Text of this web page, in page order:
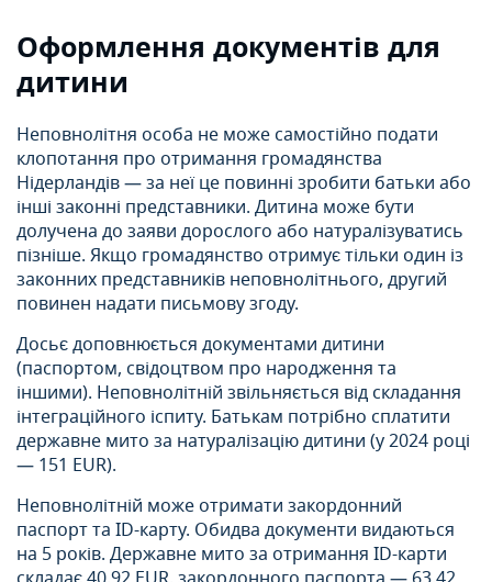
Оформлення документів для
дитини
Неповнолітня особа не може самостійно подати
клопотання про отримання громадянства
Нідерландів — за неї це повинні зробити батьки або
інші законні представники. Дитина може бути
долучена до заяви дорослого або натуралізуватись
пізніше. Якщо громадянство отримує тільки один із
законних представників неповнолітнього, другий
повинен надати письмову згоду.
Досьє доповнюється документами дитини
(паспортом, свідоцтвом про народження та
іншими). Неповнолітній звільняється від складання
інтеграційного іспиту. Батькам потрібно сплатити
державне мито за натуралізацію дитини (у 2024 році
— 151 EUR).
Неповнолітній може отримати закордонний
паспорт та ID-карту. Обидва документи видаються
на 5 років. Державне мито за отримання ID-карти